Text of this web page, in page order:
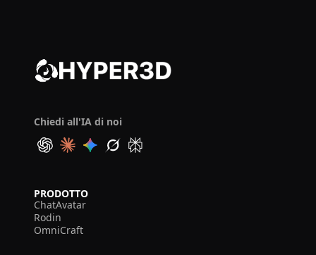
Chiedi all'IA di noi
PRODOTTO
ChatAvatar
Rodin
OmniCraft